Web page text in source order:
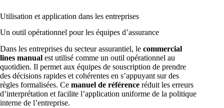
Utilisation et application dans les entreprises
Un outil opérationnel pour les équipes d’assurance
Dans les entreprises du secteur assurantiel, le commercial
lines manual est utilisé comme un outil opérationnel au
quotidien. Il permet aux équipes de souscription de prendre
des décisions rapides et cohérentes en s’appuyant sur des
règles formalisées. Ce manuel de référence réduit les erreurs
d’interprétation et facilite l’application uniforme de la politique
interne de l’entreprise.